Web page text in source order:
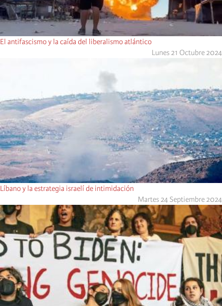
El antifascismo y la caída del liberalismo atlántico
Lunes 21 Octubre 2024
Líbano y la estrategia israelí de intimidación
Martes 24 Septiembre 2024